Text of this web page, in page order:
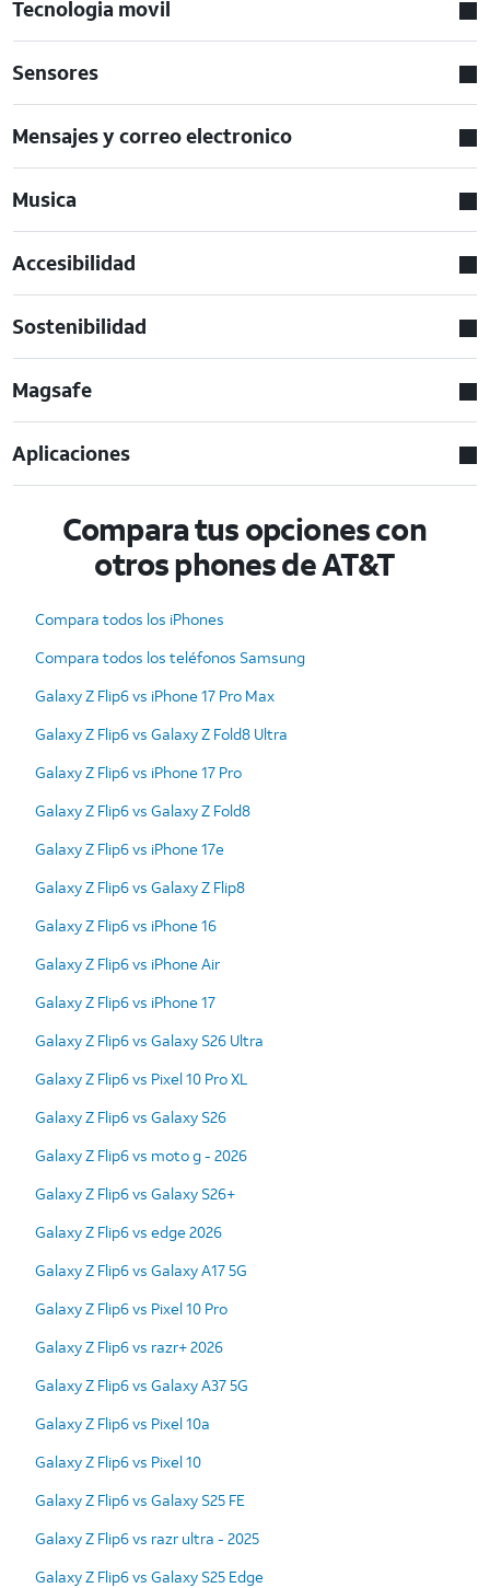
Tecnologia movil
Sensores
Mensajes y correo electronico
Musica
Accesibilidad
Sostenibilidad
Magsafe
Aplicaciones
Compara tus opciones con
otros phones de AT&T
Compara todos los iPhones
Compara todos los teléfonos Samsung
Galaxy Z Flip6 vs iPhone 17 Pro Max
Galaxy Z Flip6 vs Galaxy Z Fold8 Ultra
Galaxy Z Flip6 vs iPhone 17 Pro
Galaxy Z Flip6 vs Galaxy Z Fold8
Galaxy Z Flip6 vs iPhone 17e
Galaxy Z Flip6 vs Galaxy Z Flip8
Galaxy Z Flip6 vs iPhone 16
Galaxy Z Flip6 vs iPhone Air
Galaxy Z Flip6 vs iPhone 17
Galaxy Z Flip6 vs Galaxy S26 Ultra
Galaxy Z Flip6 vs Pixel 10 Pro XL
Galaxy Z Flip6 vs Galaxy S26
Galaxy Z Flip6 vs moto g - 2026
Galaxy Z Flip6 vs Galaxy S26+
Galaxy Z Flip6 vs edge 2026
Galaxy Z Flip6 vs Galaxy A17 5G
Galaxy Z Flip6 vs Pixel 10 Pro
Galaxy Z Flip6 vs razr+ 2026
Galaxy Z Flip6 vs Galaxy A37 5G
Galaxy Z Flip6 vs Pixel 10a
Galaxy Z Flip6 vs Pixel 10
Galaxy Z Flip6 vs Galaxy S25 FE
Galaxy Z Flip6 vs razr ultra - 2025
Galaxy Z Flip6 vs Galaxy S25 Edge